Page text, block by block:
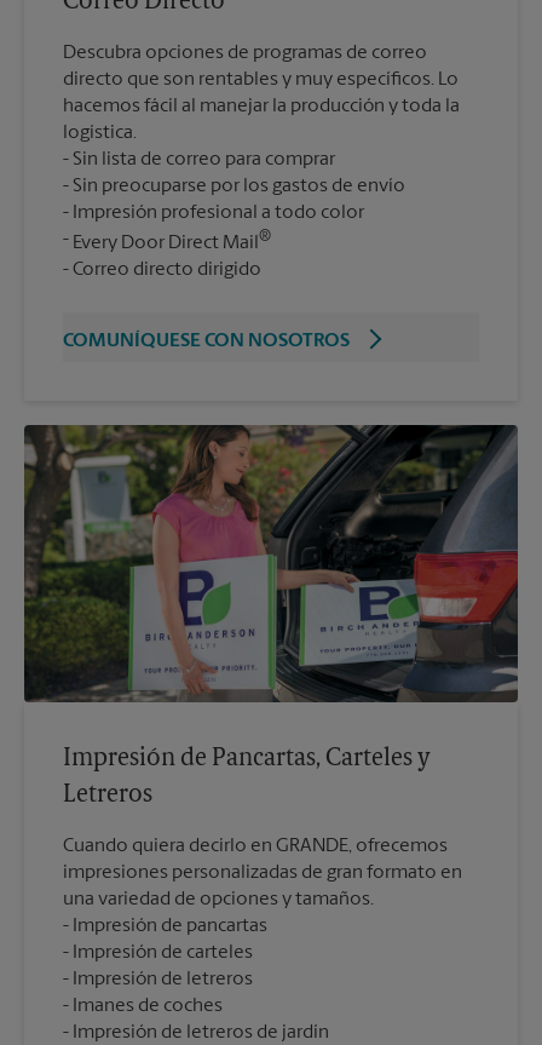
Descubra opciones de programas de correo
directo que son rentables y muy específicos. Lo
hacemos fácil al manejar la producción y toda la
logística.
Sin lista de correo para comprar
Sin preocuparse por los gastos de envío
Impresión profesional a todo color
Every Door Direct Mail ®
Correo directo dirigido
COMUNÍQUESE CON NOSOTROS
Impresión de Pancartas, Carteles y
Letreros
Cuando quiera decirlo en GRANDE, ofrecemos
impresiones personalizadas de gran formato en
una variedad de opciones y tamaños.
Impresión de pancartas
Impresión de carteles
Impresión de letreros
Imanes de coches
Impresión de letreros de jardín